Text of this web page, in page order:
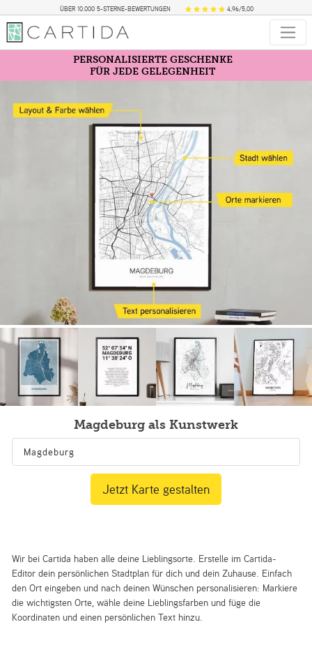
ÜBER 10.000 5-STERNE-BEWERTUNGEN 4,96/5,00
PERSONALISIERTE GESCHENKE
FÜR JEDE GELEGENHEIT
Magdeburg als Kunstwerk
Wir bei Cartida haben alle deine Lieblingsorte. Erstelle im Cartida-
Editor dein persönlichen Stadtplan für dich und dein Zuhause. Einfach
den Ort eingeben und nach deinen Wünschen personalisieren: Markiere
die wichtigsten Orte, wähle deine Lieblingsfarben und füge die
Koordinaten und einen persönlichen Text hinzu.
Jetzt Karte gestalten